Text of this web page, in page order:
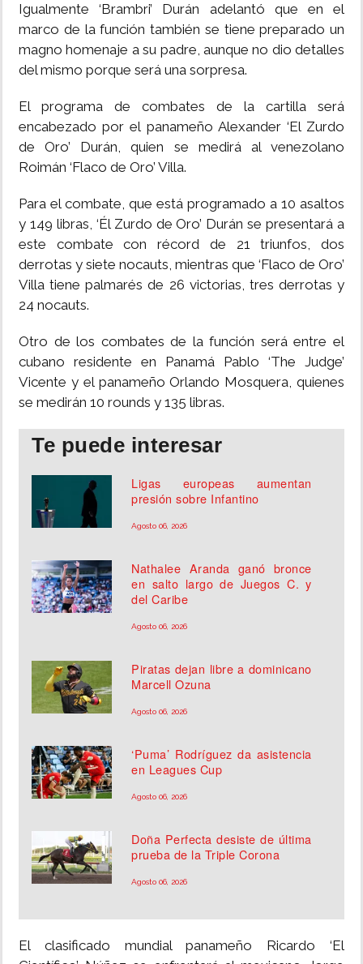
Igualmente ‘Brambri’ Durán adelantó que en el
marco de la función también se tiene preparado un
magno homenaje a su padre, aunque no dio detalles
del mismo porque será una sorpresa.
El programa de combates de la cartilla será
encabezado por el panameño Alexander ‘El Zurdo
de Oro’ Durán, quien se medirá al venezolano
Roimán ‘Flaco de Oro’ Villa.
Para el combate, que está programado a 10 asaltos
y 149 libras, ‘Él Zurdo de Oro’ Durán se presentará a
este combate con récord de 21 triunfos, dos
derrotas y siete nocauts, mientras que ‘Flaco de Oro’
Villa tiene palmarés de 26 victorias, tres derrotas y
24 nocauts.
Otro de los combates de la función será entre el
cubano residente en Panamá Pablo ‘The Judge’
Vicente y el panameño Orlando Mosquera, quienes
se medirán 10 rounds y 135 libras.
Te puede interesar
Ligas europeas aumentan
presión sobre Infantino
Agosto 06, 2026
Nathalee Aranda ganó bronce
en salto largo de Juegos C. y
del Caribe
Agosto 06, 2026
Piratas dejan libre a dominicano
Marcell Ozuna
Agosto 06, 2026
‘Puma’ Rodríguez da asistencia
en Leagues Cup
Agosto 06, 2026
Doña Perfecta desiste de última
prueba de la Triple Corona
Agosto 06, 2026
El clasificado mundial panameño Ricardo ‘El